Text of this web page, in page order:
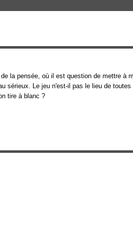
la pensée, où il est question de mettre à
sérieux. Le jeu n'est-il pas le lieu de toutes
tire à blanc ?